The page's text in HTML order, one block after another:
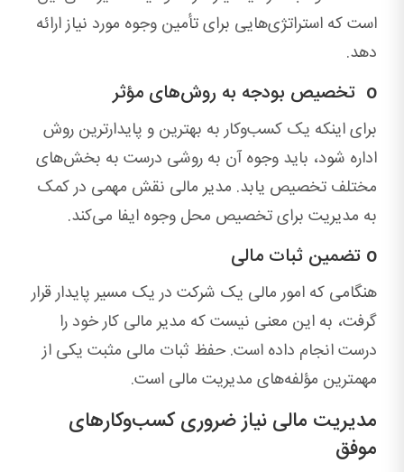
است که استراتژی‌هایی برای تأمین وجوه مورد نیاز ارائه
دهد.
o تخصیص بودجه به روش‌های مؤثر
برای اینکه یک کسب‌وکار به بهترین و پایدارترین روش
اداره شود، باید وجوه آن به روشی درست به بخش‌های
مختلف تخصیص یابد. مدیر مالی نقش مهمی در کمک
به مدیریت برای تخصیص محل وجوه ایفا می‌کند.
o تضمین ثبات مالی
هنگامی که امور مالی یک شرکت در یک مسیر پایدار قرار
گرفت، به این معنی نیست که مدیر مالی کار خود را
درست انجام داده است. حفظ ثبات مالی مثبت یکی از
مهمترین مؤلفه‌های مدیریت مالی است.
مدیریت مالی نیاز ضروری کسب‌وکارهای
موفق